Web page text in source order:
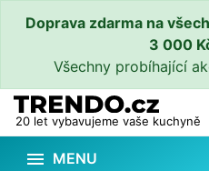
Doprava zdarma na
3 000
Všechny probíhající
20 let vybavujeme vaše kuchyně
 MENU